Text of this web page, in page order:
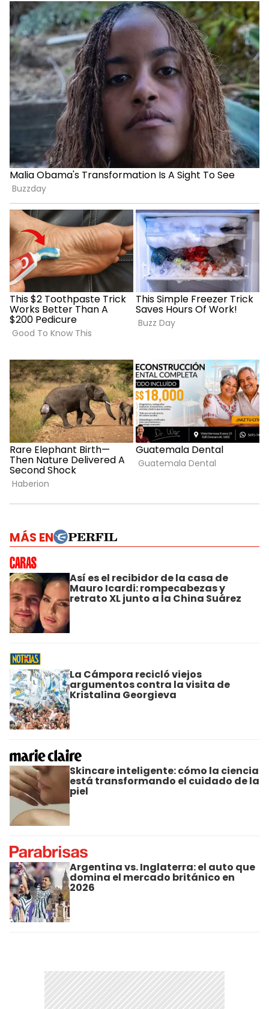
MÁS EN
Así es el recibidor de la casa de
Mauro Icardi: rompecabezas y
retrato XL junto a la China Suárez
La Cámpora recicló viejos
argumentos contra la visita de
Kristalina Georgieva
Skincare inteligente: cómo la ciencia
está transformando el cuidado de la
piel
Argentina vs. Inglaterra: el auto que
domina el mercado británico en
2026